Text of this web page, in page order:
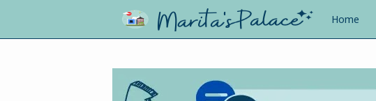
Home